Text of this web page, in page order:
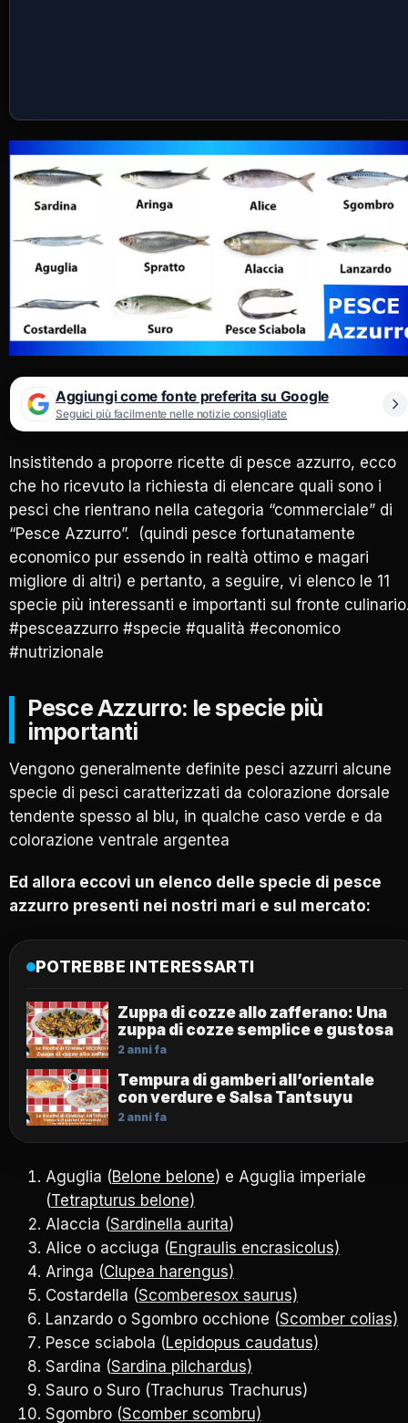
Aggiungi come fonte preferita su Google
Seguici più facilmente nelle notizie consigliate
Insistitendo a proporre ricette di pesce azzurro, ecco
che ho ricevuto la richiesta di elencare quali sono i
pesci che rientrano nella categoria “commerciale” di
“Pesce Azzurro”. (quindi pesce fortunatamente
economico pur essendo in realtà ottimo e magari
migliore di altri) e pertanto, a seguire, vi elenco le 11
specie più interessanti e importanti sul fronte
#pesceazzurro #specie #qualità #economico
#nutrizionale
Pesce Azzurro: le specie più
importanti
Vengono generalmente definite pesci azzurri alcune
specie di pesci caratterizzati da colorazione dorsale
tendente spesso al blu, in qualche caso verde e da
colorazione ventrale argentea
Ed allora eccovi un elenco delle specie di pesce
azzurro presenti nei nostri mari e sul mercato:
POTREBBE INTERESSARTI
Zuppa di cozze allo zafferano: Una
zuppa di cozze semplice e gustosa
2 anni fa
Tempura di gamberi all’orientale
con verdure e Salsa Tantsuyu
2 anni fa
Aguglia (Belone belone) e Aguglia imperiale
(Tetrapturus belone)
Alaccia (Sardinella aurita)
Alice o acciuga (Engraulis encrasicolus)
Aringa (Clupea harengus)
Costardella (Scomberesox saurus)
Lanzardo o Sgombro occhione (Scomber colias)
Pesce sciabola (Lepidopus caudatus)
Sardina (Sardina pilchardus)
Sauro o Suro (Trachurus Trachurus)
Sgombro (Scomber scombru)